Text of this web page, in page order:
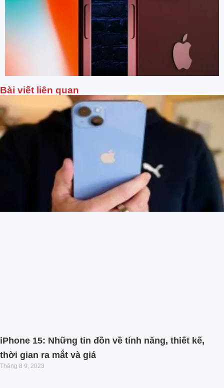
Bài viết liên quan
iPhone 15: Những tin đồn về tính năng, thiết kế,
thời gian ra mắt và giá
Tháng 8 9, 2023